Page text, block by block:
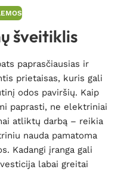
šveitiklis
paprasčiausias ir
prietaisas, kuris gali
odos paviršių. Kaip
paprasti, ne elektriniai
atliktų darbą – reikia
nauda pamatoma
Kadangi įranga gali
labai greitai